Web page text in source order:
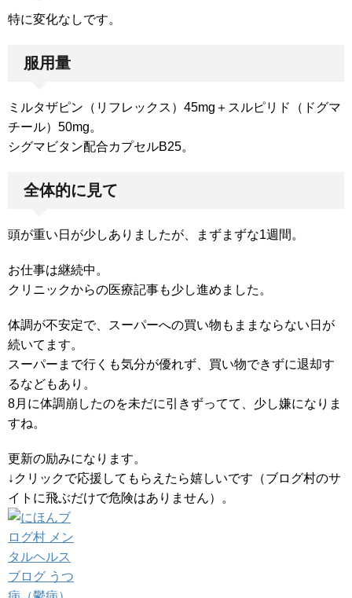
特に変化なしです。
服用量
ミルタザピン（リフレックス）45mg＋スルピリド（ドグマ
チール）50mg。
シグマビタン配合カプセルB25。
全体的に見て
頭が重い日が少しありましたが、まずまずな1週間。
お仕事は継続中。
クリニックからの医療記事も少し進めました。
体調が不安定で、スーパーへの買い物もままならない日が
続いてます。
スーパーまで行くも気分が優れず、買い物できずに退却す
るなどもあり。
8月に体調崩したのを未だに引きずってて、少し嫌になりま
すね。
更新の励みになります。
↓クリックで応援してもらえたら嬉しいです（ブログ村のサ
イトに飛ぶだけで危険はありません）。